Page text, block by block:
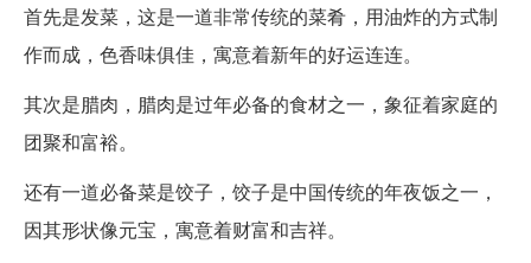
首先是发菜，这是一道非常传统的菜肴，用油炸的方式制
作而成，色香味俱佳，寓意着新年的好运连连。
其次是腊肉，腊肉是过年必备的食材之一，象征着家庭的
团聚和富裕。
还有一道必备菜是饺子，饺子是中国传统的年夜饭之一，
因其形状像元宝，寓意着财富和吉祥。